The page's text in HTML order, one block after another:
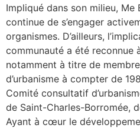
Impliqué dans son milieu,
continue de s’engager
organismes. D’ailleurs,
communauté a été reconnue
notamment à titre de
d’urbanisme à compter de
Comité consultatif
de Saint-Charles-Borromée,
Ayant à cœur le